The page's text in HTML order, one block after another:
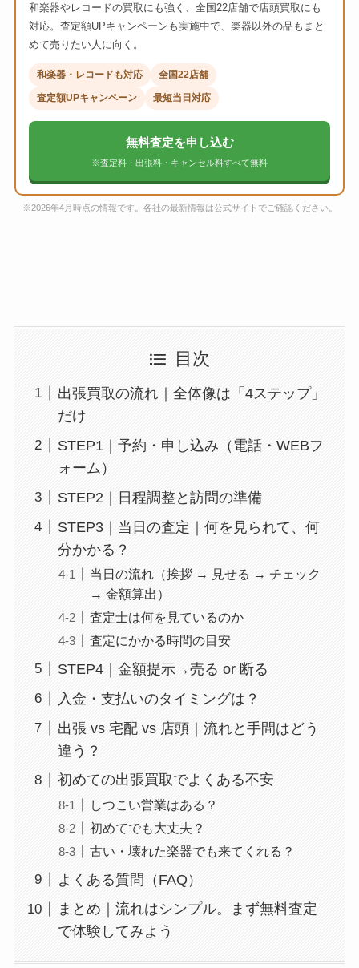
和楽器やレコードの買取にも強く、全国22店舗で店頭買取にも
対応。査定額UPキャンペーンも実施中で、楽器以外の品もまと
めて売りたい人に向く。
和楽器・レコードも対応 全国22店舗
査定額UPキャンペーン 最短当日対応
無料査定を申し込む
※査定料・出張料・キャンセル料すべて無料
※2026年4月時点の情報です。各社の最新情報は公式サイトでご確認ください。
目次
出張買取の流れ｜全体像は「4ステップ」
だけ
STEP1｜予約・申し込み（電話・WEBフ
ォーム）
STEP2｜日程調整と訪問の準備
STEP3｜当日の査定｜何を見られて、何
分かかる？
当日の流れ（挨拶 → 見せる → チェック
→ 金額算出）
査定士は何を見ているのか
査定にかかる時間の目安
STEP4｜金額提示→売る or 断る
入金・支払いのタイミングは？
出張 vs 宅配 vs 店頭｜流れと手間はどう
違う？
初めての出張買取でよくある不安
しつこい営業はある？
初めてでも大丈夫？
古い・壊れた楽器でも来てくれる？
よくある質問（FAQ）
まとめ｜流れはシンプル。まず無料査定
で体験してみよう